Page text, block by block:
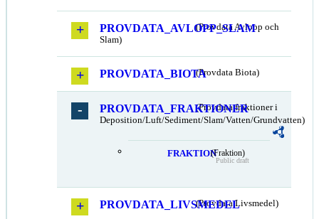
PROVDATA_AVLOPP_SLAM
(Provdata Avlopp och
Slam)
PROVDATA_BIOTA(Provdata Biota)
PROVDATA_FRAKTIONER
(Provdata fraktioner i
Deposition/Luft/Sediment/Slam/Vatten/Grundvatten)
FRAKTION(Fraktion)
Public draft
PROVDATA_LIVSMEDEL
(Provdata Livsmedel)